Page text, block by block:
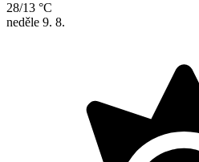
28/13 °C
neděle 9. 8.